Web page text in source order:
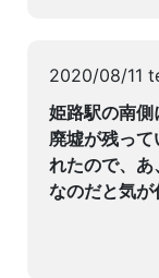
2020/08/11
姫路駅の南
廃墟が残っ
れたので、
なのだと気が